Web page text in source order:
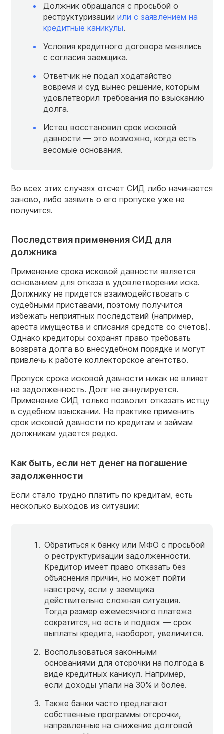
Должник обращался с просьбой о
реструктуризации или с заявлением на
кредитные каникулы.
Условия кредитного договора менялись
с согласия заемщика.
Ответчик не подал ходатайство
вовремя и суд вынес решение, которым
удовлетворил требования по взысканию
долга.
Истец восстановил срок исковой
давности — это возможно, когда есть
весомые основания.
Во всех этих случаях отсчет СИД либо начинается
заново, либо заявить о его пропуске уже не
получится.
Последствия применения СИД для
должника
Применение срока исковой давности является
основанием для отказа в удовлетворении иска.
Должнику не придется взаимодействовать с
судебными приставами, поэтому получится
избежать неприятных последствий (например,
ареста имущества и списания средств со счетов).
Однако кредиторы сохранят право требовать
возврата долга во внесудебном порядке и могут
привлечь к работе коллекторское агентство.
Пропуск срока исковой давности никак не влияет
на задолженность. Долг не аннулируется.
Применение СИД только позволит отказать истцу
в судебном взыскании. На практике применить
срок исковой давности по кредитам и займам
должникам удается редко.
Как быть, если нет денег на погашение
задолженности
Если стало трудно платить по кредитам, есть
несколько выходов из ситуации:
Обратиться к банку или МФО с просьбой
о реструктуризации задолженности.
Кредитор имеет право отказать без
объяснения причин, но может пойти
навстречу, если у заемщика
действительно сложная ситуация.
Тогда размер ежемесячного платежа
сократится, но есть и подвох — срок
выплаты кредита, наоборот, увеличится.
Воспользоваться законными
основаниями для отсрочки на полгода в
виде кредитных каникул. Например,
если доходы упали на 30% и более.
Также банки часто предлагают
собственные программы отсрочки,
направленные на снижение долговой